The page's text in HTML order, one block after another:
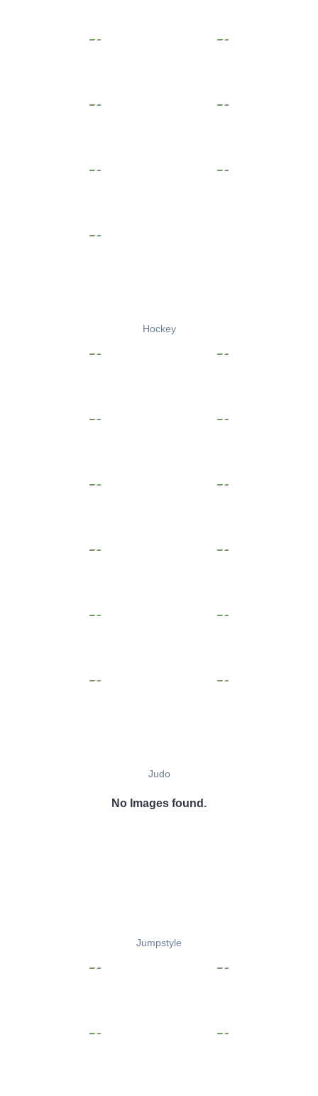
Hockey
Judo
No Images found.
Jumpstyle